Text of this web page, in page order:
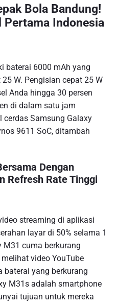
Bola Bandung!
Pertama Indonesia
baterai 6000 mAh yang
W. Pengisian cepat 25 W
Anda hingga 30 persen
di dalam satu jam
cerdas Samsung Galaxy
9611 SoC, ditambah
Dengan
Refresh Rate Tinggi
streaming di aplikasi
layar di 50% selama 1
M31 cuma berkurang
video YouTube
baterai yang berkurang
M31s adalah smartphone
tujuan untuk mereka